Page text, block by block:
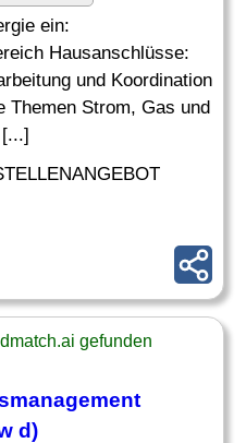
ein:
Hausanschlüsse:
und Koordination
Themen Strom, Gas und
gefunden
d)